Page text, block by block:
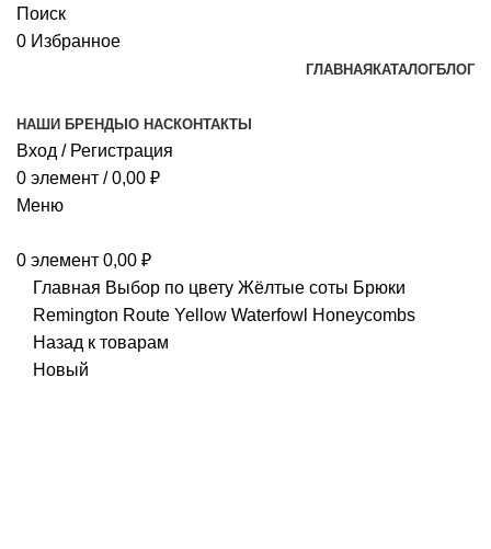
Поиск
0 Избранное
ГЛАВНАЯ КАТАЛОГБЛОГ
НАШИ БРЕНДЫ О НАСКОНТАКТЫ
Вход / Регистрация
0 элемент / 0,00 ₽
Меню
0 элемент 0,00 ₽
Главная Выбор по цвету Жёлтые соты Брюки
Remington Route Yellow Waterfowl Honeycombs
Назад к товарам
Новый